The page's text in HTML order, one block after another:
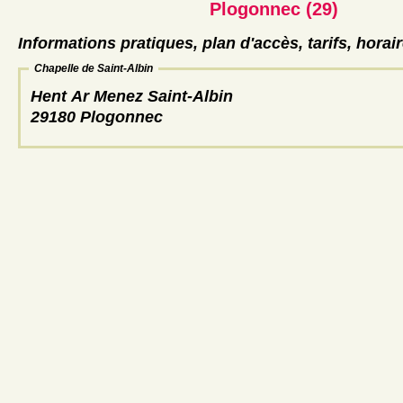
Plogonnec (29)
Informations pratiques, plan d'accès, tarifs,
Chapelle de Saint-Albin
Hent Ar Menez Saint-Albin
29180 Plogonnec